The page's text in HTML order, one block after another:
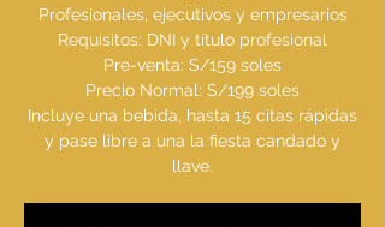
Profesionales, ejecutivos y empresarios
Requisitos: DNI y título profesional
Pre-venta: S/159 soles
Precio Normal: S/199 soles
Incluye una bebida, hasta 15 citas rápidas
y pase libre a una la fiesta candado y
llave.